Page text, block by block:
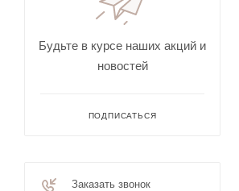
Будьте в курсе наших акций и
новостей
ПОДПИСАТЬСЯ
Заказать звонок